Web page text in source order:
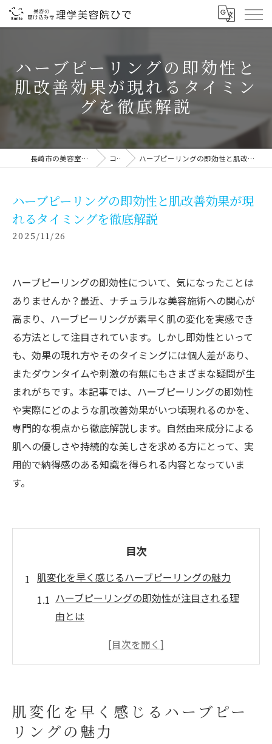
ハーブピーリングの即効性と
肌改善効果が現れるタイミン
グを徹底解説
長崎市の美容室なら理学美容院ひで コラム ハーブピーリングの即効性と肌改善効果が現れるタイミングを徹底解説
ハーブピーリングの即効性と肌改善効果が現
れるタイミングを徹底解説
2025/11/26
ハーブピーリングの即効性について、気になったことは
ありませんか？最近、ナチュラルな美容施術への関心が
高まり、ハーブピーリングが素早く肌の変化を実感でき
る方法として注目されています。しかし即効性といって
も、効果の現れ方やそのタイミングには個人差があり、
またダウンタイムや刺激の有無にもさまざまな疑問が生
まれがちです。本記事では、ハーブピーリングの即効性
や実際にどのような肌改善効果がいつ頃現れるのかを、
専門的な視点から徹底解説します。自然由来成分による
肌への優しさや持続的な美しさを求める方にとって、実
用的で納得感のある知識を得られる内容となっていま
す。
目次
肌変化を早く感じるハーブピーリングの魅力
ハーブピーリングの即効性が注目される理
由とは
肌質改善へ導くハーブピーリングの効果実
即効性を重視したハーブピーリングの選び
方
肌変化を早く感じるハーブピー
リングの魅力